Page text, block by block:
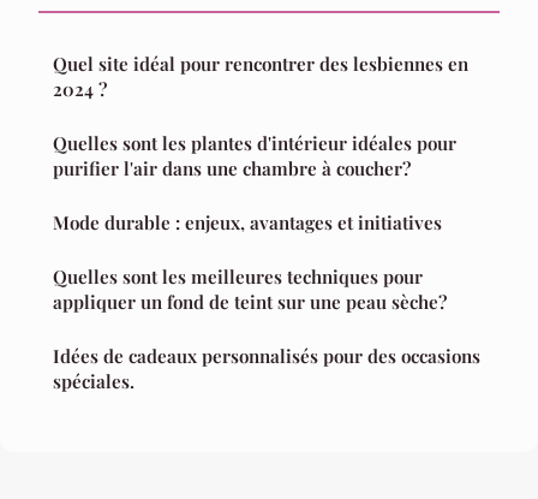
Quel site idéal pour rencontrer des lesbiennes en
2024 ?
Quelles sont les plantes d'intérieur idéales pour
purifier l'air dans une chambre à coucher?
Mode durable : enjeux, avantages et initiatives
Quelles sont les meilleures techniques pour
appliquer un fond de teint sur une peau sèche?
Idées de cadeaux personnalisés pour des occasions
spéciales.